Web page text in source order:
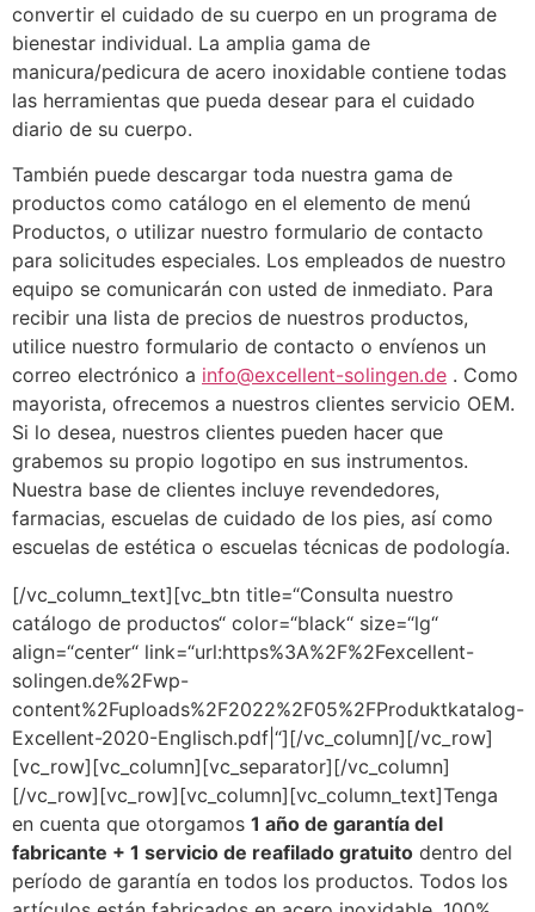
convertir el cuidado de su cuerpo en un programa de
bienestar individual. La amplia gama de
manicura/pedicura de acero inoxidable contiene todas
las herramientas que pueda desear para el cuidado
diario de su cuerpo.
También puede descargar toda nuestra gama de
productos como catálogo en el elemento de menú
Productos, o utilizar nuestro formulario de contacto
para solicitudes especiales. Los empleados de nuestro
equipo se comunicarán con usted de inmediato. Para
recibir una lista de precios de nuestros productos,
utilice nuestro formulario de contacto o envíenos un
correo electrónico a info@excellent-solingen.de . Como
mayorista, ofrecemos a nuestros clientes servicio OEM.
Si lo desea, nuestros clientes pueden hacer que
grabemos su propio logotipo en sus instrumentos.
Nuestra base de clientes incluye revendedores,
farmacias, escuelas de cuidado de los pies, así como
escuelas de estética o escuelas técnicas de podología.
[/vc_column_text][vc_btn title=“Consulta nuestro
catálogo de productos“ color=“black“ size=“lg“
align=“center“ link=“url:https%3A%2F%2Fexcellent-
solingen.de%2Fwp-
content%2Fuploads%2F2022%2F05%2FProduktkatalog-
Excellent-2020-Englisch.pdf|“][/vc_column][/vc_row]
[vc_row][vc_column][vc_separator][/vc_column]
[/vc_row][vc_row][vc_column][vc_column_text]Tenga
en cuenta que otorgamos 1 año de garantía del
fabricante + 1 servicio de reafilado gratuito dentro del
período de garantía en todos los productos. Todos los